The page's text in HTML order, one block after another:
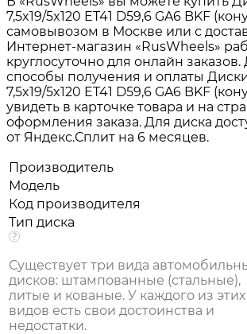
7,5x19/5x120 ET41 D59,6 GA6 BKF
самовывозом в Москве или с
Интернет-магазин «RusWheels»
круглосуточно для онлайн
способы получения и оплаты
7,5x19/5x120 ET41 D59,6 GA6 BKF
увидеть в карточке товара и на
оформления заказа. Для диска
от Яндекс.Сплит на 6 месяцев.
Производитель
Модель
Код производителя
Тип диска
Существует три вида
дисков: штампованные (стальные),
литые и кованые. У каждого из этих
видов есть свои достоинства и
недостатки.